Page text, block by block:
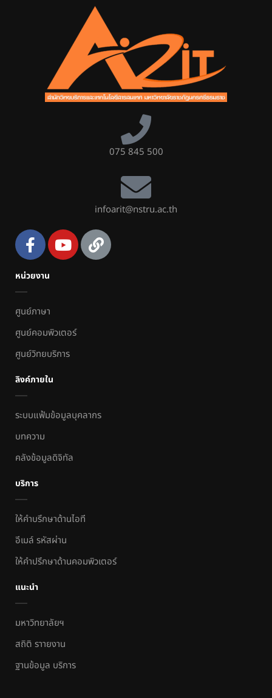
075 845 500
infoarit@nstru.ac.th
หน่วยงาน
ศูนย์ภาษา
ศูนย์คอมพิวเตอร์
ศูนย์วิทยบริการ
ลิงค์ภายใน
ระบบแฟ้มข้อมูลบุคลากร
บทความ
คลังข้อมูลดิจิทัล
บริการ
ให้คำบรึกษาด้านไอที
อีเมล์ รหัสผ่าน
ให้คำปรึกษาด้านคอมพิวเตอร์
แนะนำ
มหาวิทยาลัยฯ
สถิติ ราายงาน
ฐานข้อมูล บริการ